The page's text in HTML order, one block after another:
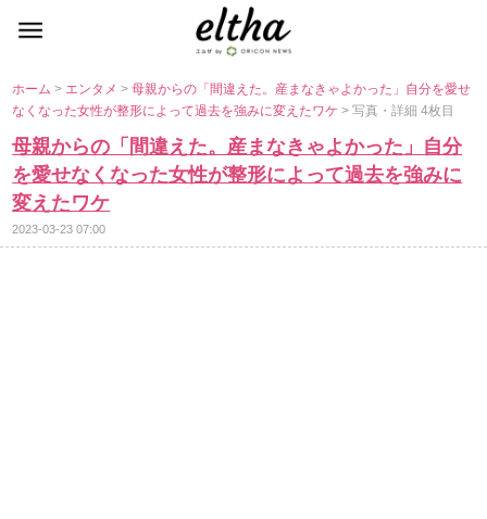
ホーム> エンタメ>母親からの「間違えた。産まなきゃよかった」自分を愛せ
なくなった女性が整形によって過去を強みに変えたワケ> 写真・詳細 4枚目
母親からの「間違えた。産まなきゃよかった」自分
を愛せなくなった女性が整形によって過去を強みに
変えたワケ
2023-03-23 07:00